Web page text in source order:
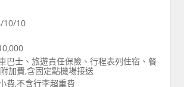
10/10
巴士、旅遊責任保險、行程表列住宿、餐
加費,含固定點機場接送
費,不含行李超重費